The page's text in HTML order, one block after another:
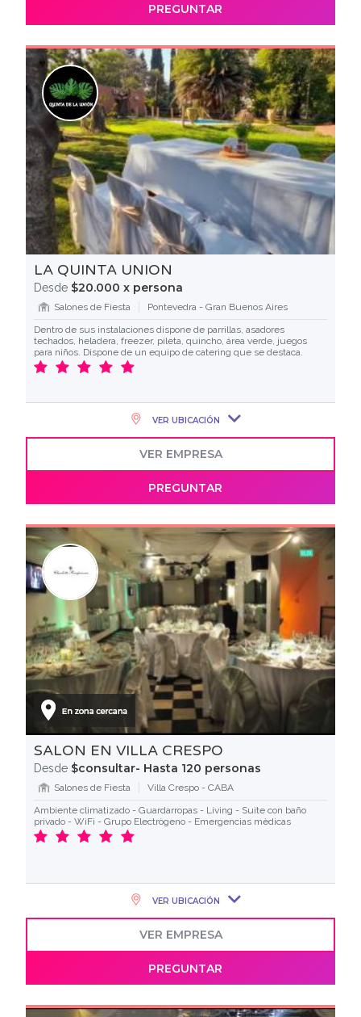
PREGUNTAR
LA QUINTA UNION
Desde $20.000 x persona
Salones de Fiesta
Pontevedra - Gran Buenos Aires
Dentro de sus instalaciones dispone de parrillas, asadores
techados, heladera, freezer, pileta, quincho, área verde, juegos
para niños. Dispone de un equipo de catering que se destaca.
VER UBICACIÓN
VER EMPRESA
PREGUNTAR
SALON EN VILLA CRESPO
Desde $consultar- Hasta 120 personas
Salones de Fiesta
Villa Crespo - CABA
Ambiente climatizado - Guardarropas - Living - Suite con baño
privado - WiFi - Grupo Electrògeno - Emergencias mèdicas
VER UBICACIÓN
VER EMPRESA
PREGUNTAR